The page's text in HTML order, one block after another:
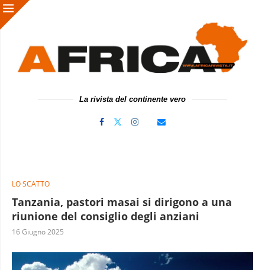
La rivista del continente vero
LO SCATTO
Tanzania, pastori masai si dirigono a una
riunione del consiglio degli anziani
16 Giugno 2025